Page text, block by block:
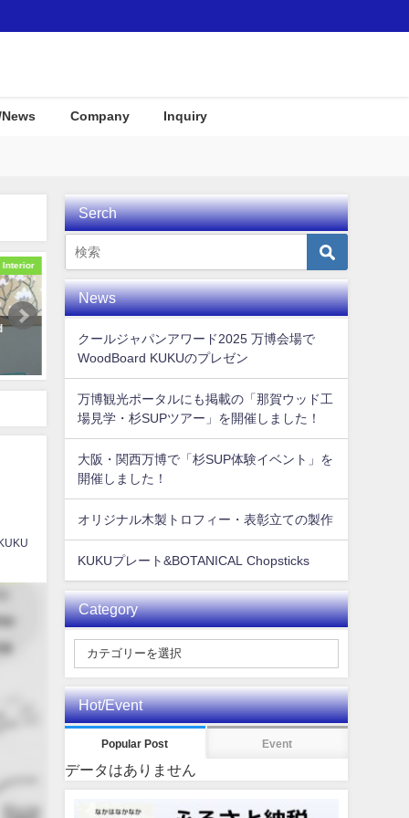
Company Inquiry
Awards
ＵＫ
に向けてKUKUムービーが公開さ
れました！
イ @リゾナーレ熱海
Serch
News
クールジャパンアワード2025 万博会場で
WoodBoard KUKUのプレゼン
万博観光ポータルにも掲載の「那賀ウッド工
場見学・杉SUPツアー」を開催しました！
大阪・関西万博で「杉SUP体験イベント」を
開催しました！
オリジナル木製トロフィー・表彰立ての製作
KUKUプレート&BOTANICAL Chopsticks
Category
Hot/Event
Popular Post Event
データはありません